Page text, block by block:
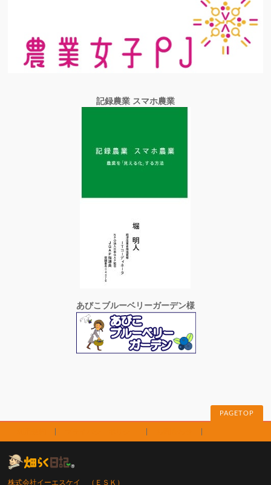
記録農業 スマホ農業
あびこブルーベリーガーデン様
PAGETOP
株式会社イーエスケイ （ＥＳＫ）